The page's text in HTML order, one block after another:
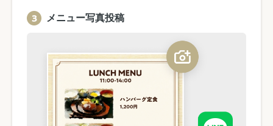
メニュー写真投稿